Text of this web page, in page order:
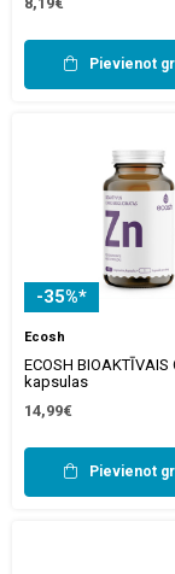
Pievienot
-35%*
Ecosh
ECOSH BIOAKTĪVAIS
kapsulas
14,99€
Pievienot